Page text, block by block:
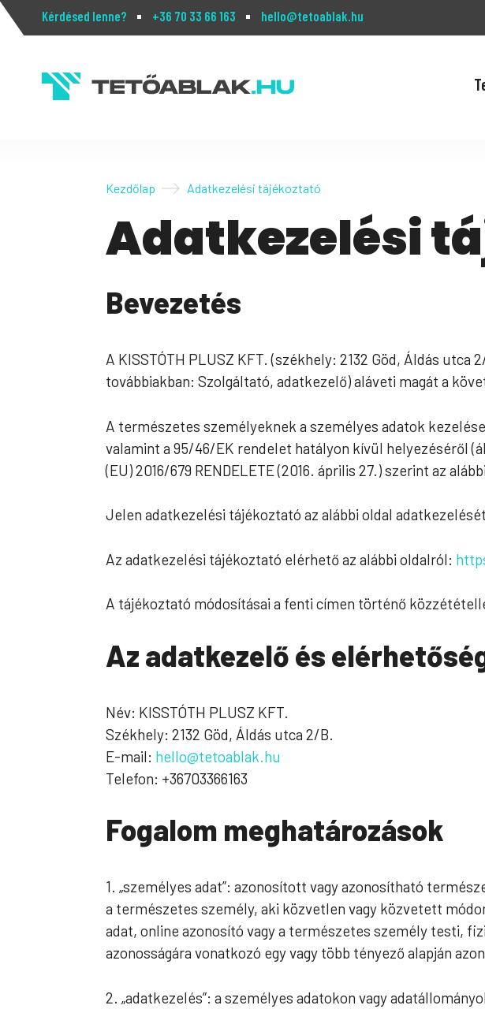
Kérdésed lenne? +36 70 33 66 163 hello@tetoablak.hu
Kezdőlap Adatkezelési tájékoztató
Adatkezelési
Bevezetés
A KISSTÓTH PLUSZ KFT. (székhely: 2132 Göd, Áldás utca
továbbiakban: Szolgáltató, adatkezelő) aláveti magát a
A természetes személyeknek a személyes adatok
valamint a 95/46/EK rendelet hatályon kívül helyezéséről
(EU) 2016/679 RENDELETE (2016. április 27.) szerint az
Jelen adatkezelési tájékoztató az alábbi oldal
Az adatkezelési tájékoztató elérhető az alábbi oldalról:
A tájékoztató módosításai a fenti címen történő
Az adatkezelő és
Név: KISSTÓTH PLUSZ KFT.
Székhely: 2132 Göd, Áldás utca 2/B.
E-mail: hello@tetoablak.hu
Telefon: +36703366163
Fogalom meghatározások
1. „személyes adat”: azonosított vagy azonosítható
a természetes személy, aki közvetlen vagy közvetett
adat, online azonosító vagy a természetes személy testi,
azonosságára vonatkozó egy vagy több tényező alapján
2. „adatkezelés”: a személyes adatokon vagy